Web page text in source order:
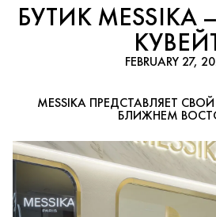
БУТИК MESSIKA
FEBRUARY 27,
MESSIKA ПРЕДСТАВЛЯЕТ
БЛИЖНЕМ